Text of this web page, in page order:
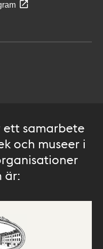
ett samarbete
och museer i
är: